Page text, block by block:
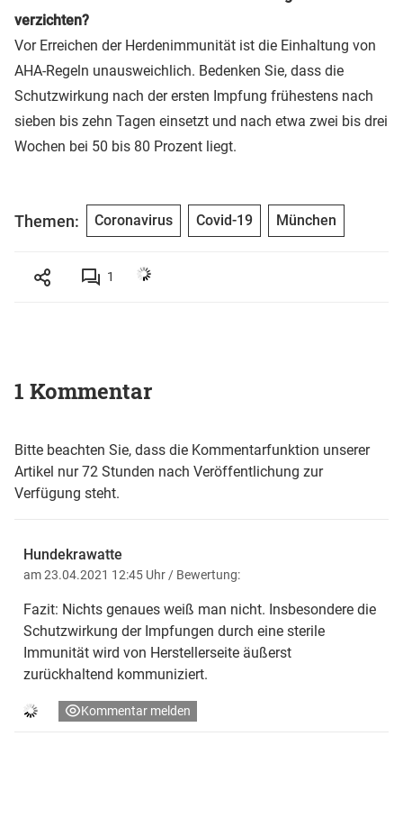
verzichten?
Vor Erreichen der Herdenimmunität ist die Einhaltung von
AHA-Regeln unausweichlich. Bedenken Sie, dass die
Schutzwirkung nach der ersten Impfung frühestens nach
sieben bis zehn Tagen einsetzt und nach etwa zwei bis drei
Wochen bei 50 bis 80 Prozent liegt.
Themen: Coronavirus Covid-19 München
1
1 Kommentar
Bitte beachten Sie, dass die Kommentarfunktion unserer
Artikel nur 72 Stunden nach Veröffentlichung zur
Verfügung steht.
Hundekrawatte
am 23.04.2021 12:45 Uhr / Bewertung:
Fazit: Nichts genaues weiß man nicht. Insbesondere die
Schutzwirkung der Impfungen durch eine sterile
Immunität wird von Herstellerseite äußerst
zurückhaltend kommuniziert.
Kommentar melden